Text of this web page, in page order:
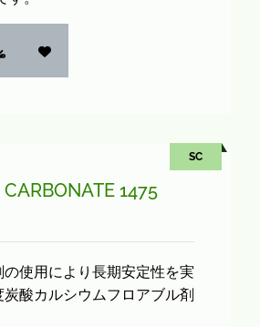
1475
使用により長期安定性を実
酸カルシウムフロアブル剤
SC